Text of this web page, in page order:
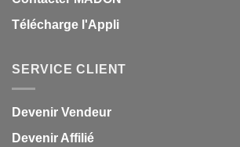
Télécharge l'Appli
SERVICE CLIENT
Devenir Vendeur
Devenir Affilié